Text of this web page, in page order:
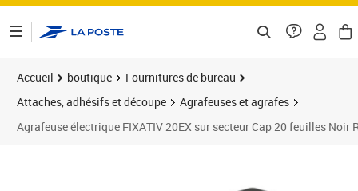
Accueil boutique
Fournitures de bureau
Attaches, adhésifs et découpe
Agrafeuses et agrafes
Agrafeuse électrique FIXATIV 20EX sur secteur Cap 20 feuilles Noir